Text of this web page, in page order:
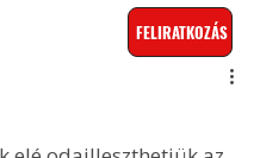
FELIRATKOZÁS